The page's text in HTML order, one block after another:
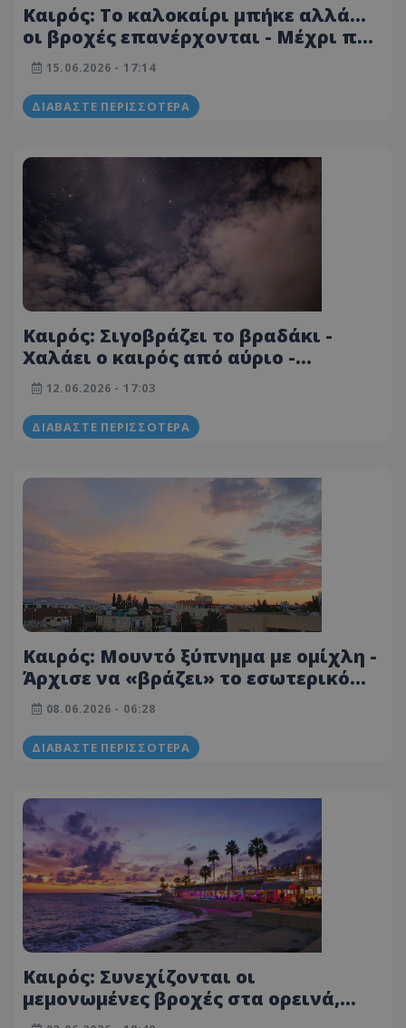
Καιρός: Το καλοκαίρι μπήκε αλλά...
οι βροχές επανέρχονται - Μέχρι πού
θα φτάσει η θερμοκρασία
15.06.2026 - 17:14
ΔΙΑΒΆΣΤΕ ΠΕΡΙΣΣΌΤΕΡΑ
Καιρός: Σιγοβράζει το βραδάκι -
Χαλάει ο καιρός από αύριο -
Έρχονται καταιγίδες με χαλάζι -
Ποιες περιοχές θα επηρεαστούν
12.06.2026 - 17:03
ΔΙΑΒΆΣΤΕ ΠΕΡΙΣΣΌΤΕΡΑ
Καιρός: Μουντό ξύπνημα με ομίχλη -
Άρχισε να «βράζει» το εσωτερικό
αλλά στα ορεινά ίσως δούμε και
χαλάζι
08.06.2026 - 06:28
ΔΙΑΒΆΣΤΕ ΠΕΡΙΣΣΌΤΕΡΑ
Καιρός: Συνεχίζονται οι
μεμονωμένες βροχές στα ορεινά,
αυξάνονται τα μποφόρ στα παράλια